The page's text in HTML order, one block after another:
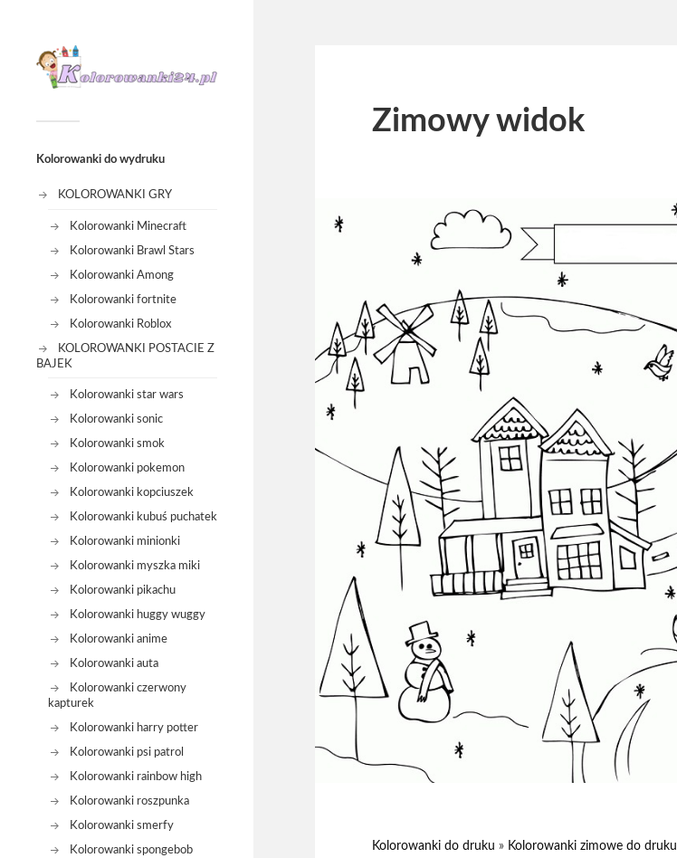
Kolorowanki do wydruku
KOLOROWANKI GRY
Kolorowanki Minecraft
Kolorowanki Brawl Stars
Kolorowanki Among
Kolorowanki fortnite
Kolorowanki Roblox
KOLOROWANKI POSTACIE Z
BAJEK
Kolorowanki star wars
Kolorowanki sonic
Kolorowanki smok
Kolorowanki pokemon
Kolorowanki kopciuszek
Kolorowanki kubuś puchatek
Kolorowanki minionki
Kolorowanki myszka miki
Kolorowanki pikachu
Kolorowanki huggy wuggy
Kolorowanki anime
Kolorowanki auta
Kolorowanki czerwony
kapturek
Kolorowanki harry potter
Kolorowanki psi patrol
Kolorowanki rainbow high
Kolorowanki roszpunka
Kolorowanki smerfy
Kolorowanki spongebob
Zimowy widok
Kolorowanki do druku » Kolorowanki zimowe do druku